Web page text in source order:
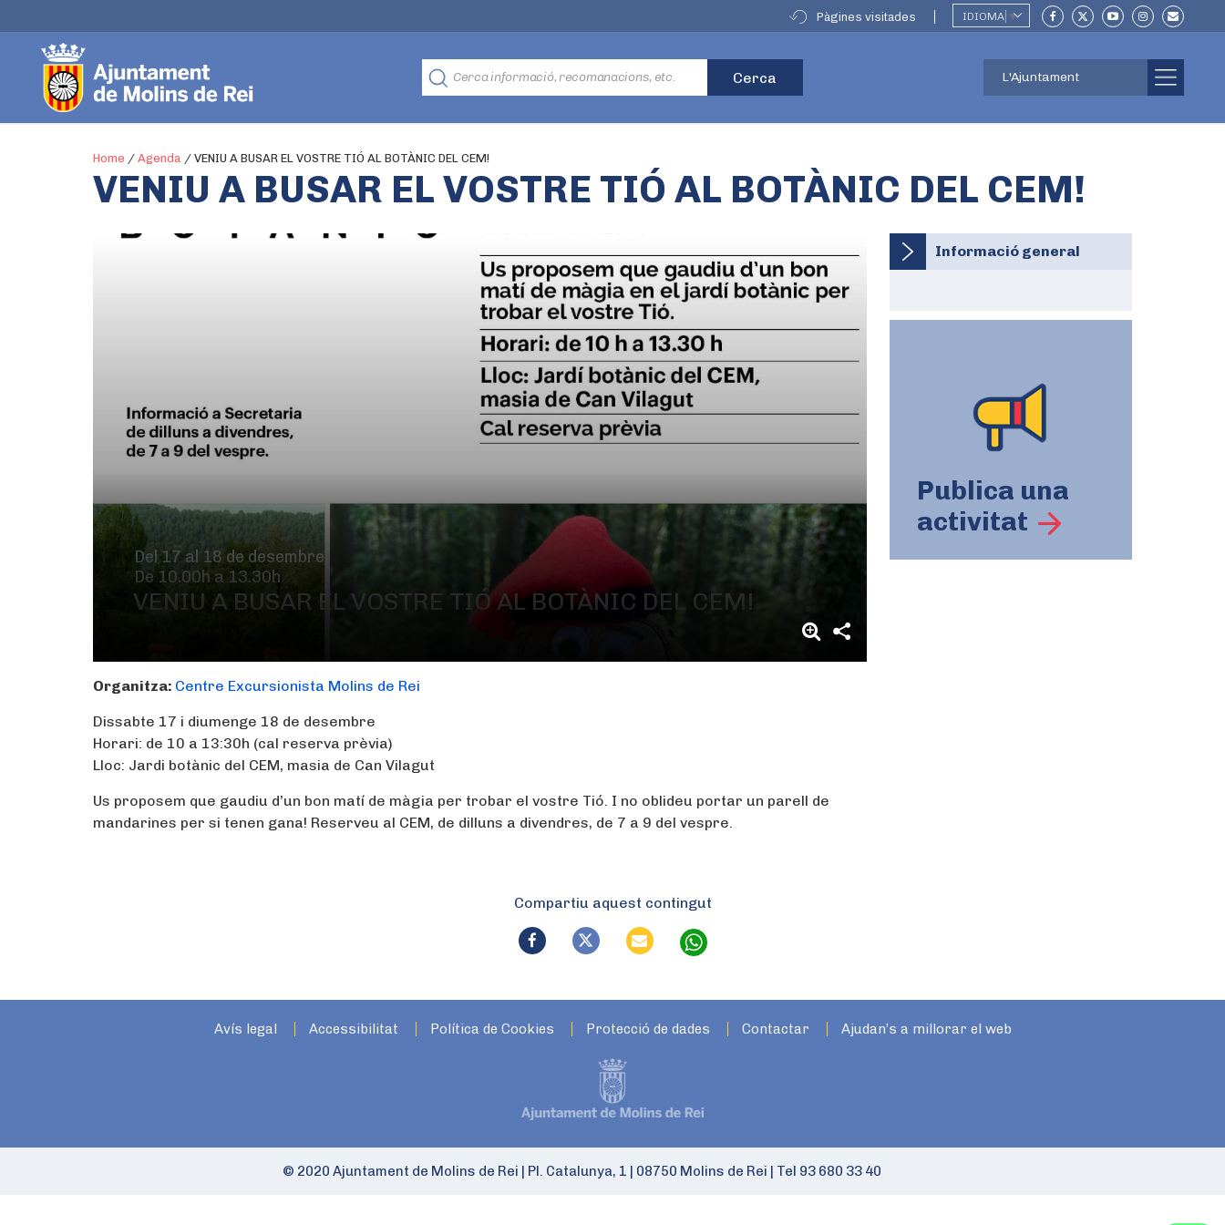
Pàgines visitades IDIOMA ▼
L'Ajuntament
Home / Agenda / VENIU A BUSAR EL VOSTRE TIÓ AL BOTÀNIC DEL CEM!
VENIU A BUSAR EL VOSTRE TIÓ AL BOTÀNIC DEL CEM!
Del 17 al 18 de desembre
De 10.00h a 13.30h
VENIU A BUSAR EL VOSTRE TIÓ AL BOTÀNIC DEL CEM!
Organitza: Centre Excursionista Molins de Rei
Dissabte 17 i diumenge 18 de desembre
Horari: de 10 a 13:30h (cal reserva prèvia)
Lloc: Jardi botànic del CEM, masia de Can Vilagut
Us proposem que gaudiu d’un bon matí de màgia per trobar el vostre Tió. I no oblideu portar un parell de
mandarines per si tenen gana! Reserveu al CEM, de dilluns a divendres, de 7 a 9 del vespre.
Informació general
Publica una
activitat
Compartiu aquest contingut
Avís legal Accessibilitat Política de Cookies Protecció de dades Contactar Ajudan’s a millorar el web
© 2020 Ajuntament de Molins de Rei Pl. Catalunya, 1 08750 Molins de Rei Tel 93 680 33 40